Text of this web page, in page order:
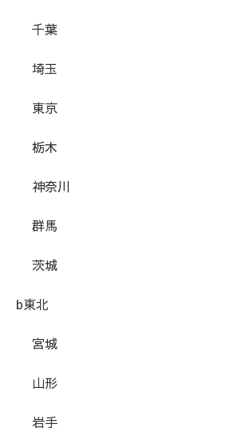
千葉
埼玉
東京
栃木
神奈川
群馬
茨城
b東北
宮城
山形
岩手